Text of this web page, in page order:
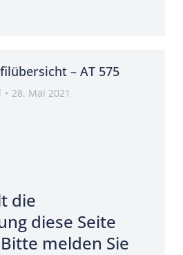
– AT 575
28. Mai 2021
die
diese Seite
melden Sie